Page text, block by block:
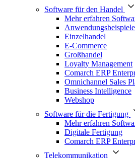
Software für den Handel
Mehr erfahren
Einzelhandel
E-Commerce
Großhandel
Loyalty Management
Comarch ERP
Omnichannel Sales
Business Intelligence
Webshop
Software für die Fertigung
Mehr erfahren
Digitale Fertigung
Comarch ERP
Telekommunikation